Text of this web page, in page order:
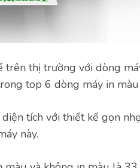
trên thị trường với dòng
top 6 dòng máy in
tích với thiết kế gọn
này.